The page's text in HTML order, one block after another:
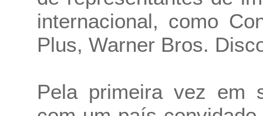
internacional, como
Plus, Warner Bros.
Pela primeira vez em